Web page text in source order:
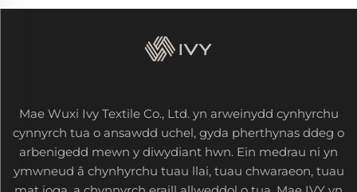
Mae Wuxi Ivy Textile Co., Ltd. yn arweinydd cynhyrchu
cynnyrch tua o ansawdd uchel, gyda pherthynas ddeg o
arbenigedd mewn y diwydiant hwn. Ein medrau ni yn
ymwneud â chynhyrchu tuau llai, tuau chwaraeon, tuau